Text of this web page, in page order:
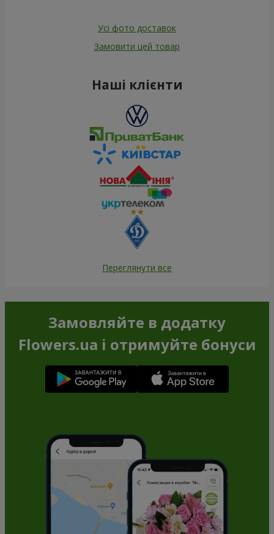
Усі фото доставок
Замовити цей товар
Наші клієнти
Переглянути все
Замовляйте в додатку
Flowers.ua і отримуйте бонуси